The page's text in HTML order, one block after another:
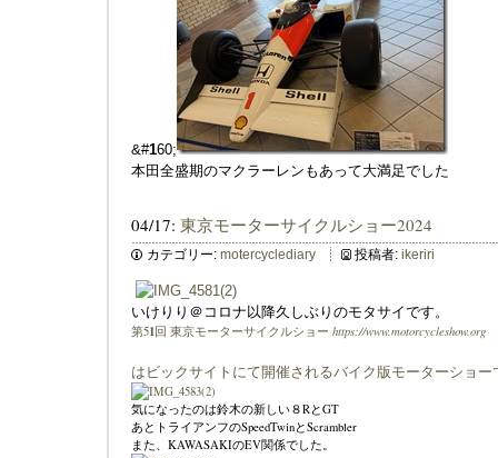
&#160;
本田全盛期のマクラーレンもあって大満足でした
04/17: 東京モーターサイクルショー2024
カテゴリー: motercyclediary 投稿者: ikeriri
いけりり＠コロナ以降久しぶりのモタサイです。
第51回 東京モーターサイクルショー https://www.motorcycleshow.org
はビックサイトにて開催されるバイク版モーターショー
気になったのは鈴木の新しい８RとGT
あとトライアンフのSpeedTwinとScrambler
また、KAWASAKIのEV関係でした。